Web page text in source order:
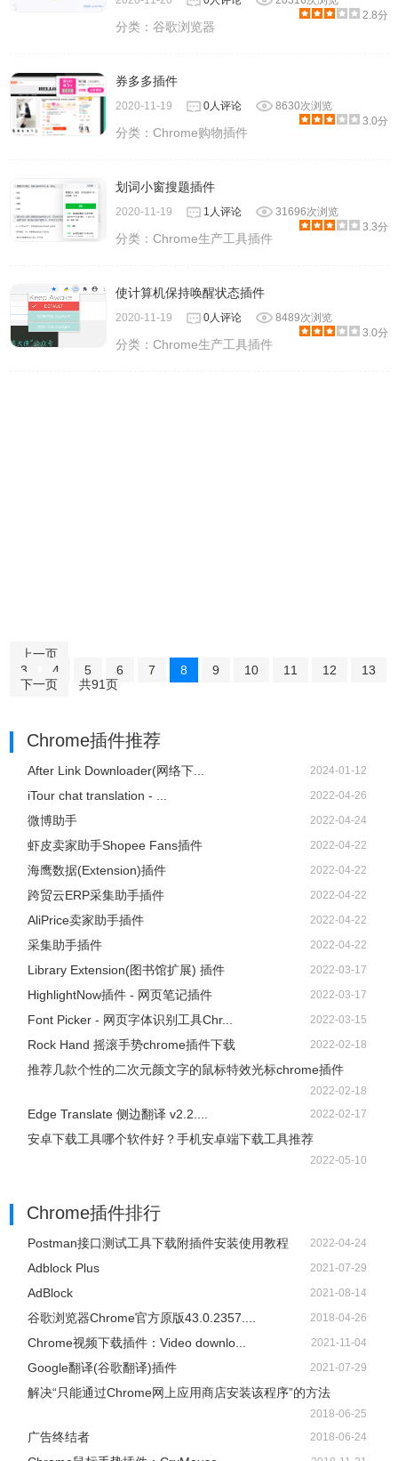
2.8分
分类：谷歌浏览器
券多多插件
2020-11-19 0人评论
8630次浏览
3.0分
分类：Chrome购物插件
划词小窗搜题插件
2020-11-19 1人评论
31696次浏览
3.3分
分类：Chrome生产工具插件
使计算机保持唤醒状态插件
2020-11-19 0人评论
8489次浏览
3.0分
分类：Chrome生产工具插件
上一页
3
4 5 6 7 8 9 10 11 12
13
下一页
共91页
Chrome插件推荐
After Link Downloader(网络下... 2024-01-12
iTour chat translation - ... 2022-04-26
微博助手 2022-04-24
虾皮卖家助手Shopee Fans插件 2022-04-22
海鹰数据(Extension)插件 2022-04-22
跨贸云ERP采集助手插件 2022-04-22
AliPrice卖家助手插件 2022-04-22
采集助手插件 2022-04-22
Library Extension(图书馆扩展) 插件 2022-03-17
HighlightNow插件 - 网页笔记插件 2022-03-17
Font Picker - 网页字体识别工具Chr... 2022-03-15
Rock Hand 摇滚手势chrome插件下载 2022-02-18
推荐几款个性的二次元颜文字的鼠标特效光标chrome插件
2022-02-18
Edge Translate 侧边翻译 v2.2.... 2022-02-17
安卓下载工具哪个软件好？手机安卓端下载工具推荐
2022-05-10
Chrome插件排行
Postman接口测试工具下载附插件安装使用教程 2022-04-24
Adblock Plus 2021-07-29
AdBlock 2021-08-14
谷歌浏览器Chrome官方原版43.0.2357.... 2018-04-26
Chrome视频下载插件：Video downlo... 2021-11-04
Google翻译(谷歌翻译)插件 2021-07-29
解决“只能通过Chrome网上应用商店安装该程序”的方法
2018-06-25
广告终结者 2018-06-24